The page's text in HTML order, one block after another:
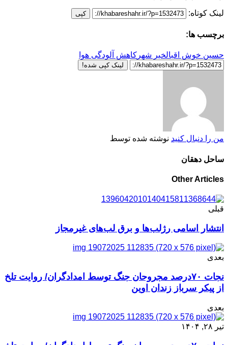
لینک کوتاه: کپی
برچسب ها:
حسین خوش اقبالخبر شهر کاهش آلودگی هوا
لینک کپی شده!
من را دنبال کنید نوشته شده توسط
ساحل دهقان
Other Articles
قبلی
انتشار اسامی رژلب‌ها و برق لب‌های غیرمجاز
بعدی
نجات ۷۰درصد مجروحان جنگ توسط امدادگران/ روایت تلخ
از پیکر سرباز زندان اوین
بعدی
تیر ۲۸, ۱۴۰۴